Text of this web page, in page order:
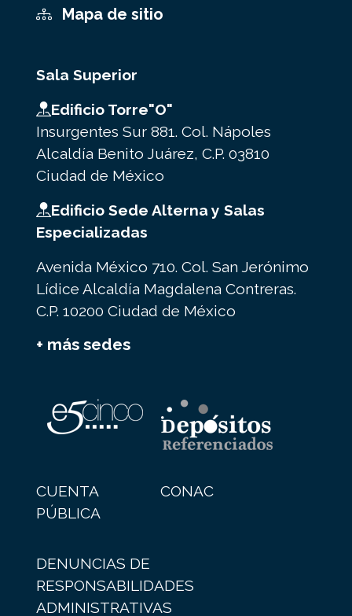
Mapa de sitio
Sala Superior
Edificio Torre"O"
Insurgentes Sur 881. Col. Nápoles
Alcaldía Benito Juárez, C.P. 03810
Ciudad de México
Edificio Sede Alterna y Salas
Especializadas
Avenida México 710. Col. San Jerónimo
Lídice Alcaldía Magdalena Contreras.
C.P. 10200 Ciudad de México
+ más sedes
CUENTA
PÚBLICA
CONAC
DENUNCIAS DE
RESPONSABILIDADES
ADMINISTRATIVAS